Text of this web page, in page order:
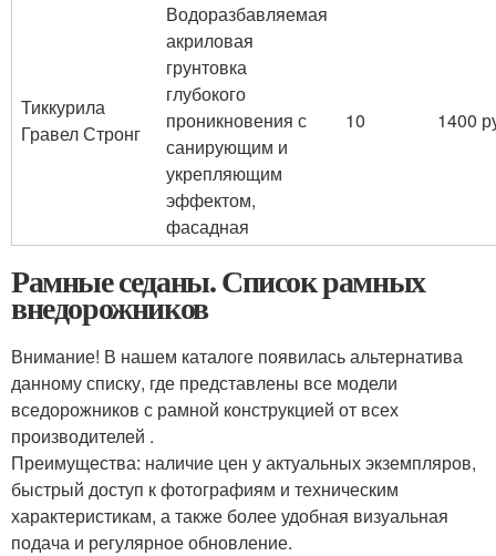
Тиккурила
Гравел Стронг
Водоразбавляемая
акриловая
грунтовка
глубокого
проникновения с
санирующим и
укрепляющим
эффектом,
фасадная
10 1400
Рамные седаны. Список рамных
внедорожников
Внимание! В нашем каталоге появилась альтернатива
данному списку, где представлены все модели
вседорожников с рамной конструкцией от всех
производителей .
Преимущества: наличие цен у актуальных экземпляров,
быстрый доступ к фотографиям и техническим
характеристикам, а также более удобная визуальная
подача и регулярное обновление.